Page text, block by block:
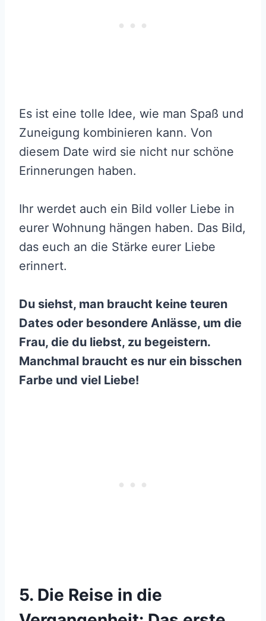
Es ist eine tolle Idee, wie man Spaß und
Zuneigung kombinieren kann. Von
diesem Date wird sie nicht nur schöne
Erinnerungen haben.
Ihr werdet auch ein Bild voller Liebe in
eurer Wohnung hängen haben. Das Bild,
das euch an die Stärke eurer Liebe
erinnert.
Du siehst, man braucht keine teuren
Dates oder besondere Anlässe, um die
Frau, die du liebst, zu begeistern.
Manchmal braucht es nur ein bisschen
Farbe und viel Liebe!
5. Die Reise in die